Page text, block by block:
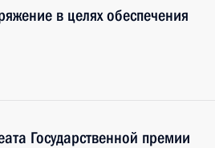
в целях обеспечения
Государственной премии